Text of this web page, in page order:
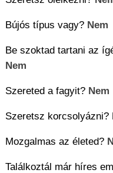
Bújós típus vagy? Nem
Be szoktad tartani az
Nem
Szereted a fagyit? Nem
Szeretsz korcsolyázni?
Mozgalmas az életed?
Találkoztál már híres